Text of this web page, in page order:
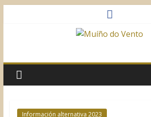
do
Vento
Información alternativa 2023